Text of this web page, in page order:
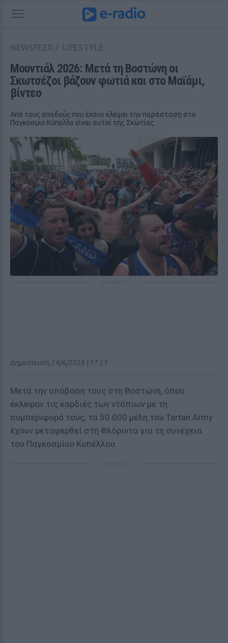
Μουντιάλ 2026: Μετά τη Βοστώνη οι
Σκωτσέζοι βάζουν φωτιά και στο Μαϊάμι,
βίντεο
Από τους οπαδούς που έχουν κλέψει την παράσταση στο
Παγκόσμιο Κύπελλο είναι αυτοί της Σκωτίας
Δημοσίευση 24/6/2026 | 17:27
Μετά την απόβαση τους στη Βοστώνη, όπου
έκλεψαν τις καρδιές των ντόπιων με τη
συμπεριφορά τους, τα 50.000 μέλη του Tartan Army
έχουν μεταφερθεί στη Φλόριντα για τη συνέχεια
του Παγκοσμίου Κυπέλλου.